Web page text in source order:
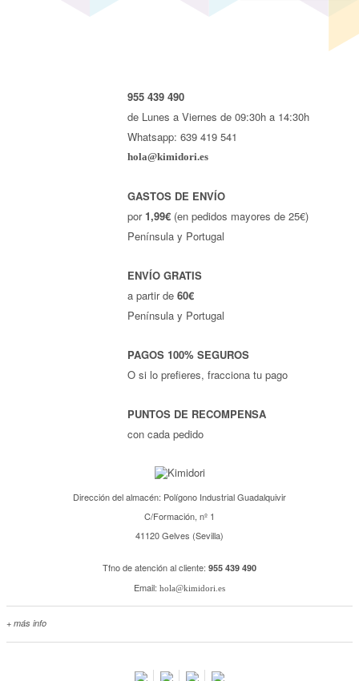
955 439 490
de Lunes a Viernes de 09:30h a 14:30h
Whatsapp: 639 419 541
hola@kimidori.es
GASTOS DE ENVÍO
por 1,99€ (en pedidos mayores de 25€)
Península y Portugal
ENVÍO GRATIS
a partir de60€
Península y Portugal
PAGOS 100% SEGUROS
O si lo prefieres, fracciona tu pago
PUNTOS DE RECOMPENSA
con cada pedido
Dirección del almacén: Polígono Industrial Guadalquivir
C/Formación, nº 1
41120 Gelves (Sevilla)
Tfno de atención al cliente: 955 439 490
Email: hola@kimidori.es
+ más info